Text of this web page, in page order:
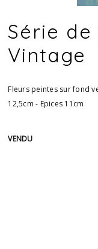
Série
Vintage
Fleurs peintes sur fond
12,5cm - Epices 11cm
VENDU